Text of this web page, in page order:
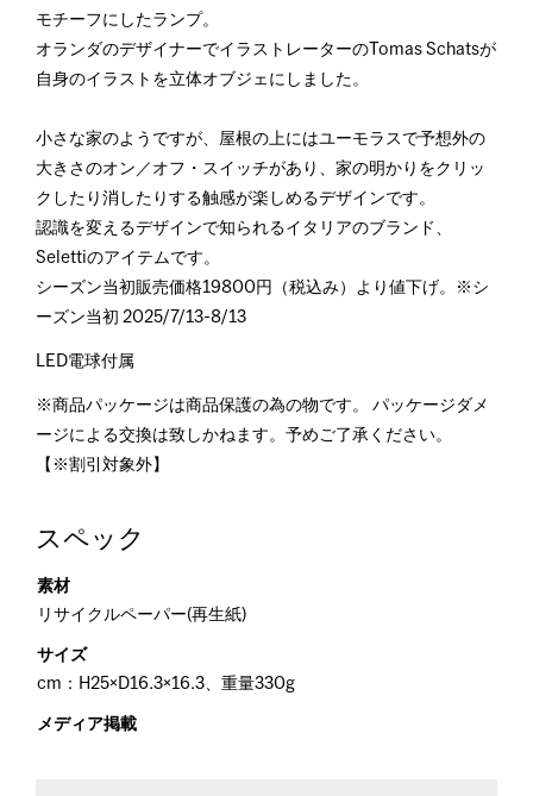
モチーフにしたランプ。
オランダのデザイナーでイラストレーターのTomas Schatsが
自身のイラストを立体オブジェにしました。
小さな家のようですが、屋根の上にはユーモラスで予想外の
大きさのオン／オフ・スイッチがあり、家の明かりをクリッ
クしたり消したりする触感が楽しめるデザインです。
認識を変えるデザインで知られるイタリアのブランド、
Selettiのアイテムです。
シーズン当初販売価格19800円（税込み）より値下げ。※シ
ーズン当初 2025/7/13-8/13
LED電球付属
※商品パッケージは商品保護の為の物です。 パッケージダメ
ージによる交換は致しかねます。予めご了承ください。
【※割引対象外】
スペック
素材
リサイクルペーパー(再生紙)
サイズ
cm：H25×D16.3×16.3、重量330g
メディア掲載